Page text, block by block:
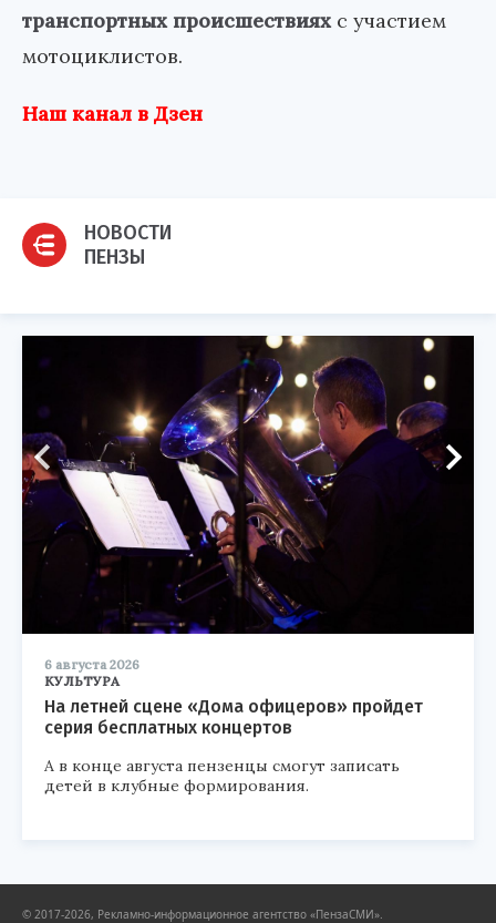
транспортных происшествияхс участием
мотоциклистов.
Наш канал в Дзен
НОВОСТИ
ПЕНЗЫ
6 августа 2026
КУЛЬТУРА
На летней сцене «Дома офицеров» пройдет
серия бесплатных концертов
А в конце августа пензенцы смогут записать
детей в клубные формирования.
© 2017-2026, Рекламно-информационное агентство «ПензаСМИ».